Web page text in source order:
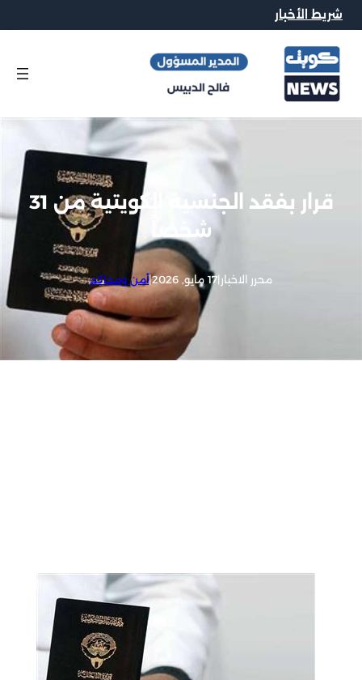
شريط الأخبار
قرار بفقد الجنسية الكويتية من 31
شخصاً
محرر الاخبار |17 مايو, 2026 |أمن ومحاكم